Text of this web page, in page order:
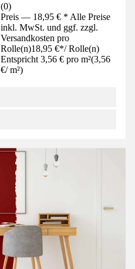
(0)
Preis — 18,95 € * Alle Preise
inkl. MwSt. und ggf. zzgl.
Versandkosten pro
Rolle(n)18,95 €*/ Rolle(n)
Entspricht 3,56 € pro m²(3,56
€/ m²)